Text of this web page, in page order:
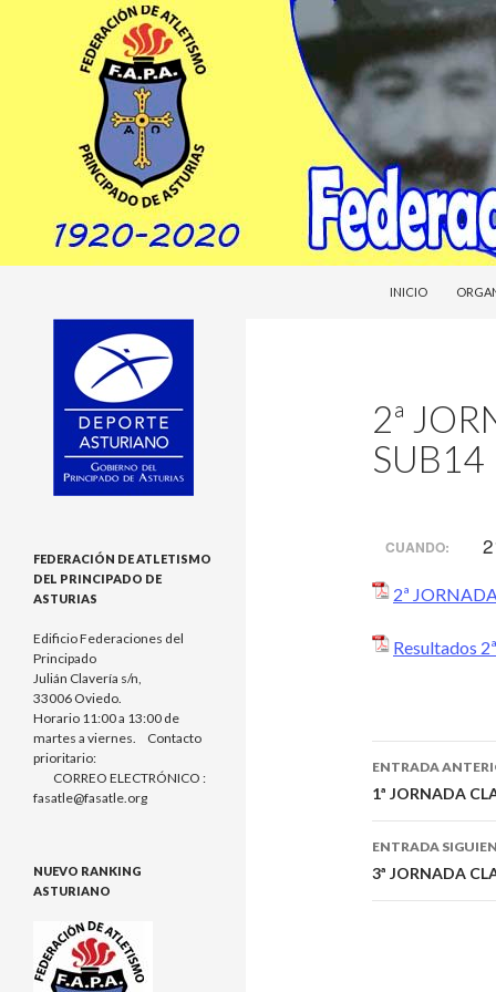
INICIO
2ª
SUB14
CUANDO:
2ª
Resultados
de
entradas
ENTRADA
1ª JORNADA
ENTRADA
3ª JORNADA
FEDERACIÓN DE ATLETISMO
DEL PRINCIPADO DE
ASTURIAS
Edificio Federaciones del
Principado
Julián Clavería s/n,
33006 Oviedo.
Horario 11:00 a 13:00 de
martes a viernes. Contacto
prioritario:
CORREO ELECTRÓNICO :
fasatle@fasatle.org
NUEVO RANKING
ASTURIANO